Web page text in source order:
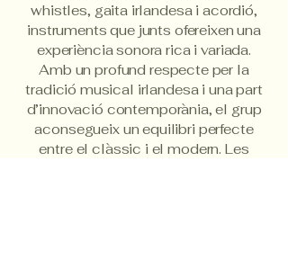
whistles, gaita irlandesa i acordió,
instruments que junts ofereixen una
experiència sonora rica i variada.
Amb un profund respecte per la
tradició musical irlandesa i una part
d’innovació contemporània, el grup
aconsegueix un equilibri perfecte
entre el clàssic i el modern. Les